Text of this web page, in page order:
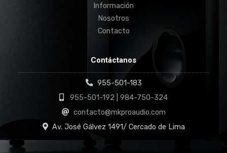
Información
Nosotros
Contacto
Contáctanos
955-501-183
955-501-192 | 984-750-324
contacto@mkproaudio.com
Av. José Gálvez 1491/ Cercado de Lima